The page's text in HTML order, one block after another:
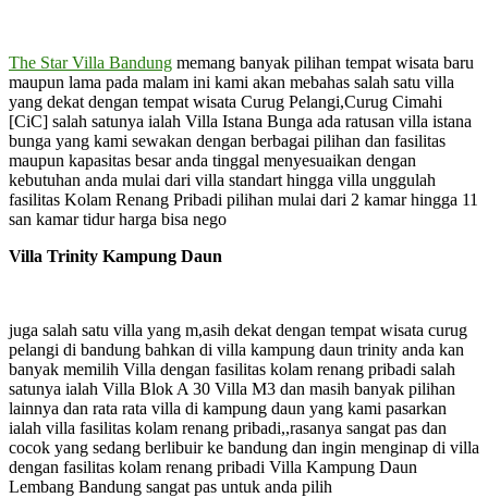
The Star Villa Bandung memang banyak pilihan tempat wisata baru
maupun lama pada malam ini kami akan mebahas salah satu villa
yang dekat dengan tempat wisata Curug Pelangi,Curug Cimahi
[CiC] salah satunya ialah Villa Istana Bunga ada ratusan villa istana
bunga yang kami sewakan dengan berbagai pilihan dan fasilitas
maupun kapasitas besar anda tinggal menyesuaikan dengan
kebutuhan anda mulai dari villa standart hingga villa unggulah
fasilitas Kolam Renang Pribadi pilihan mulai dari 2 kamar hingga 11
san kamar tidur harga bisa nego
Villa Trinity Kampung Daun
juga salah satu villa yang m,asih dekat dengan tempat wisata curug
pelangi di bandung bahkan di villa kampung daun trinity anda kan
banyak memilih Villa dengan fasilitas kolam renang pribadi salah
satunya ialah Villa Blok A 30 Villa M3 dan masih banyak pilihan
lainnya dan rata rata villa di kampung daun yang kami pasarkan
ialah villa fasilitas kolam renang pribadi,,rasanya sangat pas dan
cocok yang sedang berlibuir ke bandung dan ingin menginap di villa
dengan fasilitas kolam renang pribadi Villa Kampung Daun
Lembang Bandung sangat pas untuk anda pilih